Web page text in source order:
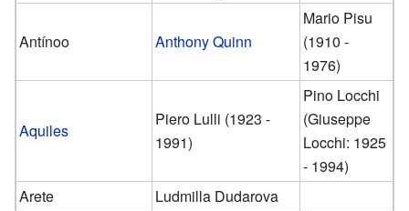
Antínoo Anthony Quinn
Mario Pisu
(1910 -
1976)
Aquiles
Piero Lulli (1923 -
1991)
Pino Locchi
(Giuseppe
Locchi: 1925
- 1994)
Arete
Ludmilla Dudarova